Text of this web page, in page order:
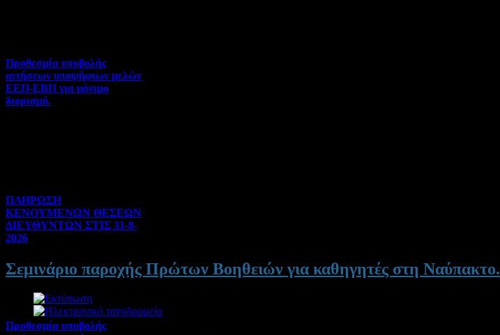
Προθεσμία υποβολής
αιτήσεων υποψήφιων μελών
ΕΕΠ-ΕΒΠ για μόνιμο
διορισμό.
ΠΛΗΡΩΣΗ
ΚΕΝΟΥΜΕΝΩΝ ΘΕΣΕΩΝ
ΔΙΕΥΘΥΝΤΩΝ ΣΤΙΣ 31-8-
2026
Γενικού ενδιαφέροντος | 04-
08-2026 | Hits:183
Προθεσμία υποβολής
Σεμινάριο παροχής Πρώτων Βοηθειών για καθηγητές στη Ναύπακτο.